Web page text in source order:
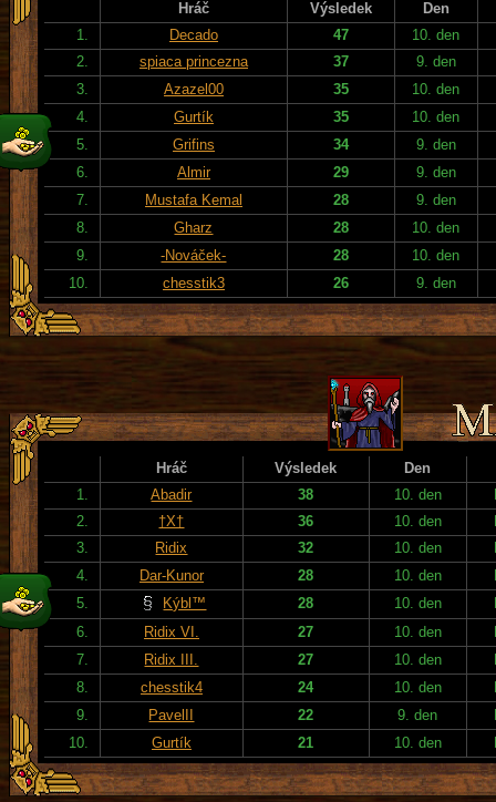
Hráč Výsledek
Den
1.
Decado 47
10. den
2.
spiaca princezna 37
9. den
3.
Azazel00 35
10. den
4.
Gurtík 35
10. den
5.
Grifins 34
9. den
6.
Almir 29
9. den
7.
Mustafa Kemal 28
9. den
8.
Gharz 28
10. den
9.
-Nováček- 28
10. den
10.
chesstik3 26 9. den
Hráč Výsledek
Den
1.
Abadir 38 10. den
2.
†X† 36 10. den
3.
Ridix 32 10. den
4.
Dar-Kunor 28 10. den
5.
Kýbl™ 28 10. den
6.
Ridix VI. 27 10. den
7.
Ridix III. 27 10. den
8.
chesstik4 24 10. den
9.
PavelII 22 9. den
10.
Gurtík 21 10. den